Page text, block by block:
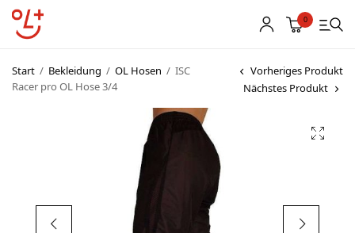
0
Start / Bekleidung / OL Hosen / ISC
Racer pro OL Hose 3/4
Vorheriges Produkt
Nächstes Produkt
Vereinsbekleidung
Textildruck